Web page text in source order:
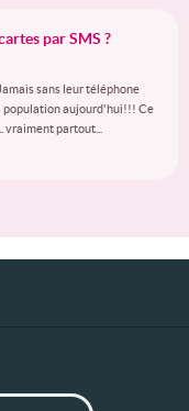
par SMS ?
sans leur téléphone
population aujourd'hui!!! Ce
partout...